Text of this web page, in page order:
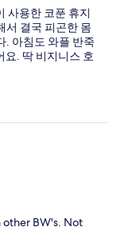
사용한 코푼 휴지
서 결국 피곤한 몸
. 아침도 와플 반죽
요. 딱 비지니스 호
other BW's. Not